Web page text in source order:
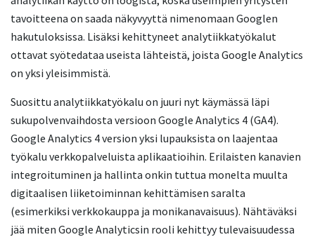
tavoitteena on saada näkyvyyttä nimenomaan Googlen
hakutuloksissa. Lisäksi kehittyneet analytiikkatyökalut
ottavat syötedataa useista lähteistä, joista Google Analytics
on yksi yleisimmistä.
Suosittu analytiikkatyökalu on juuri nyt käymässä läpi
sukupolvenvaihdosta versioon Google Analytics 4 (GA4).
Google Analytics 4 version yksi lupauksista on laajentaa
työkalu verkkopalveluista aplikaatioihin. Erilaisten kanavien
integroituminen ja hallinta onkin tuttua monelta muulta
digitaalisen liiketoiminnan kehittämisen saralta
(esimerkiksi verkkokauppa ja monikanavaisuus). Nähtäväksi
jää miten Google Analyticsin rooli kehittyy tulevaisuudessa